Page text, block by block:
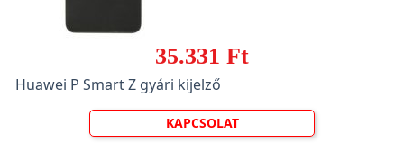
35.331 Ft
Huawei P Smart Z gyári kijelző
KAPCSOLAT